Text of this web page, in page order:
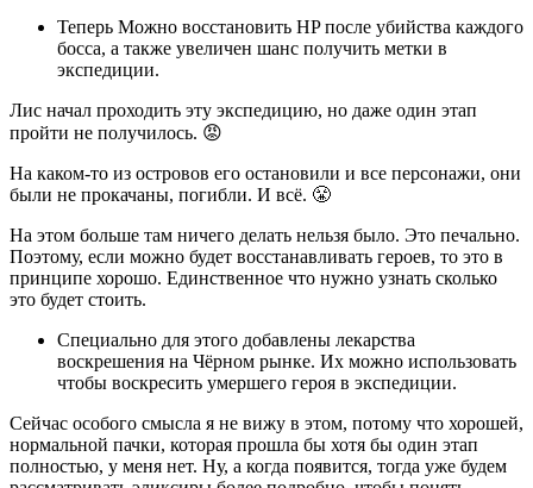
Теперь Можно восстановить HP после убийства каждого
босса, а также увеличен шанс получить метки в
экспедиции.
Лис начал проходить эту экспедицию, но даже один этап
пройти не получилось. 😡
На каком-то из островов его остановили и все персонажи, они
были не прокачаны, погибли. И всё. 😤
На этом больше там ничего делать нельзя было. Это печально.
Поэтому, если можно будет восстанавливать героев, то это в
принципе хорошо. Единственное что нужно узнать сколько
это будет стоить.
Специально для этого добавлены лекарства
воскрешения на Чёрном рынке. Их можно использовать
чтобы воскресить умершего героя в экспедиции.
Сейчас особого смысла я не вижу в этом, потому что хорошей,
нормальной пачки, которая прошла бы хотя бы один этап
полностью, у меня нет. Ну, а когда появится, тогда уже будем